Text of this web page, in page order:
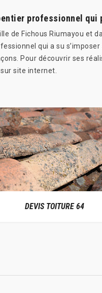
professionnel qui
de Fichous Riumayou et
qui a su
Pour découvrir ses
site internet.
DEVIS TOITURE 64